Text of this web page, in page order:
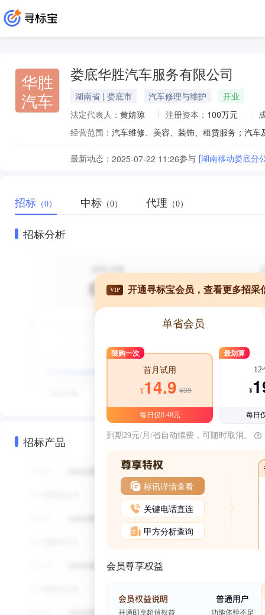
华胜
汽车
娄底华胜汽车服务有限公司
湖南省 | 娄底市 汽车修理与维护
开业
法定代表人： 黄婧琼 注册资本： 100万元
经营范围： 汽车维修、美容、装饰、租赁服务；汽
最新动态： 2025-07-22 11:26参与 [湖南移动娄底分
招标 （0） 中标 （0） 代理 （0）
招标分析
招标产品
VIP 开通寻标宝会员，查看更多招采
单省会员
限购一次
首月试用
¥14.9 ¥39
每日仅0.48元
最划算
12
¥
每日
到期29元/月/省自动续费，可随时取消。
标讯详情查看
关键电话直连
甲方分析查询
会员尊享权益